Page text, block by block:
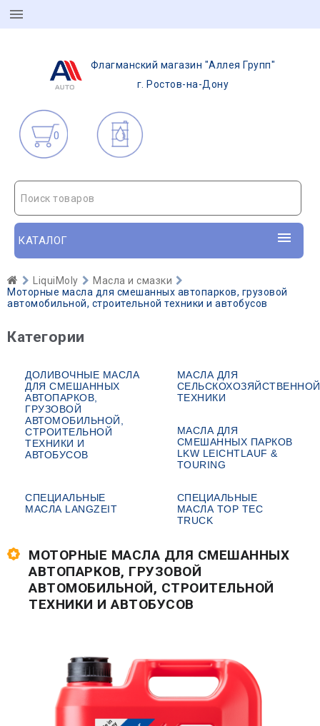
Флагманский магазин "Аллея Групп"
г. Ростов-на-Дону
0
Поиск товаров
КАТАЛОГ
LiquiMoly
Масла и смазки
Моторные масла для смешанных автопарков, грузовой
автомобильной, строительной техники и автобусов
Категории
ДОЛИВОЧНЫЕ МАСЛА
ДЛЯ СМЕШАННЫХ
АВТОПАРКОВ,
ГРУЗОВОЙ
АВТОМОБИЛЬНОЙ,
СТРОИТЕЛЬНОЙ
ТЕХНИКИ И
АВТОБУСОВ
МАСЛА ДЛЯ
СЕЛЬСКОХОЗЯЙСТВЕННОЙ
ТЕХНИКИ
МАСЛА ДЛЯ
СМЕШАННЫХ ПАРКОВ
LKW LEICHTLAUF &
TOURING
СПЕЦИАЛЬНЫЕ
МАСЛА LANGZEIT
СПЕЦИАЛЬНЫЕ
МАСЛА TOP TEC
TRUCK
МОТОРНЫЕ МАСЛА ДЛЯ СМЕШАННЫХ
АВТОПАРКОВ, ГРУЗОВОЙ
АВТОМОБИЛЬНОЙ, СТРОИТЕЛЬНОЙ
ТЕХНИКИ И АВТОБУСОВ